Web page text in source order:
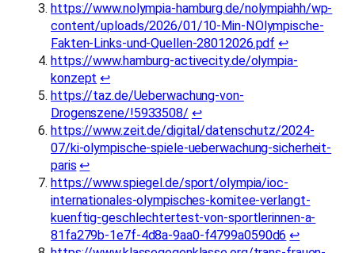
https://www.nolympia-hamburg.de/nolympiahh/wp-
content/uploads/2026/01/10-Min-NOlympische-
Fakten-Links-und-Quellen-28012026.pdf ↩︎
https://www.hamburg-activecity.de/olympia-
konzept ↩︎
https://taz.de/Ueberwachung-von-
Drogenszene/!5933508/ ↩︎
https://www.zeit.de/digital/datenschutz/2024-
07/ki-olympische-spiele-ueberwachung-sicherheit-
paris ↩︎
https://www.spiegel.de/sport/olympia/ioc-
internationales-olympisches-komitee-verlangt-
kuenftig-geschlechtertest-von-sportlerinnen-a-
81fa279b-1e7f-4d8a-9aa0-f4799a0590d6 ↩︎